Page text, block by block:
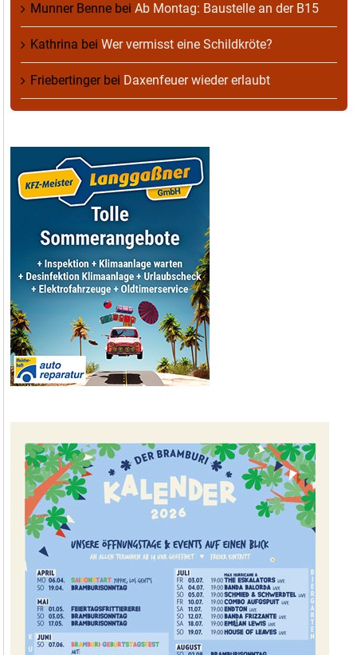
Munner Benne bei Ab Montag: Baustelle an der B15
Kathrina bei Wer vermisst eine Schildkröte?
Friebertingerbei Daxenfeuer wieder erlaubt